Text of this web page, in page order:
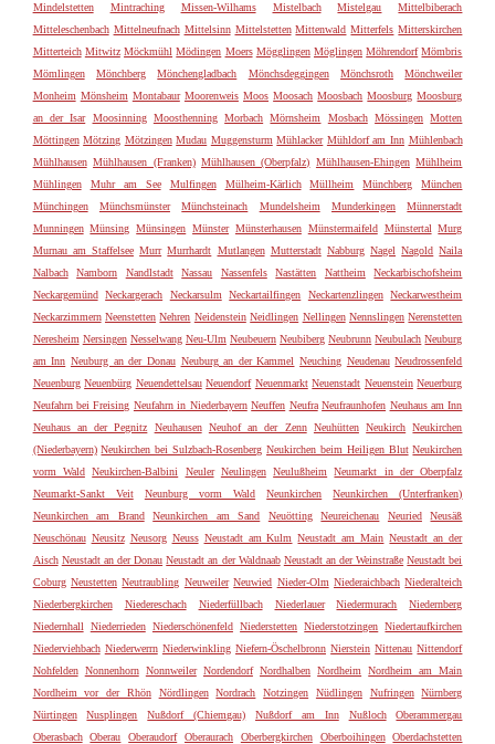
Mindelstetten
Mintraching Missen-Wilhams Mistelbach Mistelgau
Mittelbiberach
Mitteleschenbach Mittelneufnach Mittelsinn Mittelstetten Mittenwald Mitterfels Mitterskirchen
Mitterteich Mitwitz Möckmühl Mödingen Moers Mögglingen Möglingen Möhrendorf Mömbris
Mömlingen
Mönchberg Mönchengladbach Mönchsdeggingen Mönchsroth
Mönchweiler
Monheim Mönsheim Montabaur Moorenweis Moos Moosach Moosbach Moosburg Moosburg
an der Isar
Moosinning Moosthenning Morbach Mörnsheim Mosbach Mössingen Motten
Möttingen Mötzing Mötzingen Mudau Muggensturm Mühlacker Mühldorf am Inn Mühlenbach
Mühlhausen Mühlhausen (Franken) Mühlhausen (Oberpfalz) Mühlhausen-Ehingen Mühlheim
Mühlingen
Muhr am See Mulfingen Mülheim-Kärlich Müllheim Münchberg
München
Münchingen
Münchsmünster Münchsteinach Mundelsheim Munderkingen
Münnerstadt
Munningen Münsing Münsingen Münster Münsterhausen Münstermaifeld Münstertal Murg
Murnau am Staffelsee Murr Murrhardt Mutlangen Mutterstadt Nabburg Nagel Nagold Naila
Nalbach
Namborn Nandlstadt Nassau Nassenfels Nastätten Nattheim
Neckarbischofsheim
Neckargemünd Neckargerach Neckarsulm Neckartailfingen Neckartenzlingen Neckarwestheim
Neckarzimmern Neenstetten Nehren Neidenstein Neidlingen Nellingen Nennslingen Nerenstetten
Neresheim Nersingen Nesselwang Neu-Ulm Neubeuern Neubiberg Neubrunn Neubulach Neuburg
am Inn Neuburg an der Donau Neuburg an der Kammel Neuching Neudenau Neudrossenfeld
Neuenburg Neuenbürg Neuendettelsau Neuendorf Neuenmarkt Neuenstadt Neuenstein Neuerburg
Neufahrn bei Freising Neufahrn in Niederbayern Neuffen Neufra Neufraunhofen Neuhaus am Inn
Neuhaus an der Pegnitz
Neuhausen Neuhof an der Zenn Neuhütten Neukirch Neukirchen
(Niederbayern) Neukirchen bei Sulzbach-Rosenberg Neukirchen beim Heiligen Blut Neukirchen
vorm Wald Neukirchen-Balbini Neuler Neulingen Neulußheim
Neumarkt in der Oberpfalz
Neumarkt-Sankt Veit
Neunburg vorm Wald Neunkirchen
Neunkirchen (Unterfranken)
Neunkirchen am Brand
Neunkirchen am Sand Neuötting Neureichenau Neuried
Neusäß
Neuschönau Neusitz Neusorg Neuss Neustadt am Kulm Neustadt am Main Neustadt an der
Aisch Neustadt an der Donau Neustadt an der Waldnaab Neustadt an der Weinstraße Neustadt bei
Coburg Neustetten Neutraubling Neuweiler Neuwied Nieder-Olm Niederaichbach Niederalteich
Niederbergkirchen
Niedereschach Niederfüllbach Niederlauer Niedermurach
Niedernberg
Niedernhall
Niederrieden Niederschönenfeld Niederstetten Niederstotzingen Niedertaufkirchen
Niederviehbach Niederwerrn Niederwinkling Niefern-Öschelbronn Nierstein Nittenau Nittendorf
Nohfelden Nonnenhorn Nonnweiler Nordendorf Nordhalben Nordheim
Nordheim am Main
Nordheim vor der Rhön
Nördlingen Nordrach Notzingen Nüdlingen Nufringen
Nürnberg
Nürtingen
Nusplingen Nußdorf (Chiemgau) Nußdorf am Inn Nußloch
Oberammergau
Oberasbach
Oberau Oberaudorf Oberaurach Oberbergkirchen Oberboihingen
Oberdachstetten